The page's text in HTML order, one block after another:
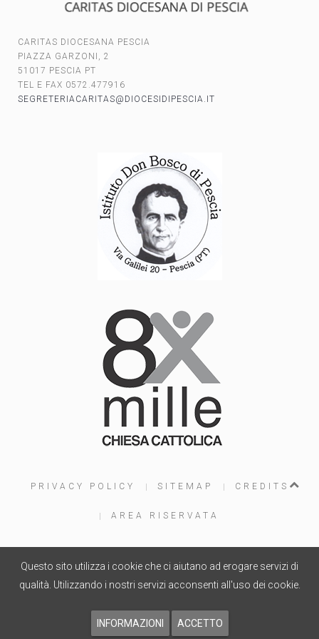
Questo sito utilizza i cookie che ci aiutano ad erogare servizi di
qualità. Utilizzando i nostri servizi acconsenti all'uso dei cookie.
INFORMAZIONI ACCETTO
CARITAS DIOCESANA PESCIA
PIAZZA GARZONI, 2
51017 PESCIA PT
TEL E FAX 0572.477916
SEGRETERIACARITAS@DIOCESIDIPESCIA.IT
PRIVACY POLICY SITEMAP CREDITS
AREA RISERVATA
PROGETTO WEB WOOLA.IT - COPYRIGHT © 2015